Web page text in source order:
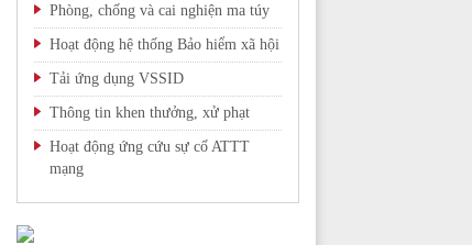
Phòng, chống và cai nghiện ma túy
Hoạt động hệ thống Bảo hiểm xã hội
Tải ứng dụng VSSID
Thông tin khen thưởng, xử phạt
Hoạt động ứng cứu sự cố ATTT
mạng